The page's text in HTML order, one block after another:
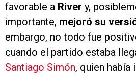
favorable a River y,
importante, mejoró su
embargo, no todo fue
cuando el partido estaba
Santiago Simón, quien había